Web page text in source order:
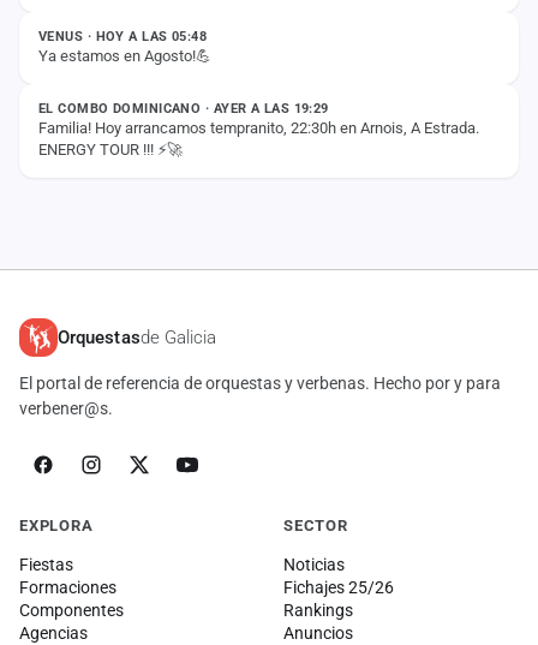
VENUS · HOY A LAS 05:48
Ya estamos en Agosto!💪
ESTADO
EL COMBO DOMINICANO · AYER A LAS 19:29
Familia! Hoy arrancamos tempranito, 22:30h en Arnois, A Estrada.
ENERGY TOUR !!! ⚡️🚀
Orquestasde Galicia
El portal de referencia de orquestas y verbenas. Hecho por y para
verbener@s.
EXPLORA
Fiestas
Formaciones
Componentes
Agencias
SECTOR
Noticias
Fichajes 25/26
Rankings
Anuncios